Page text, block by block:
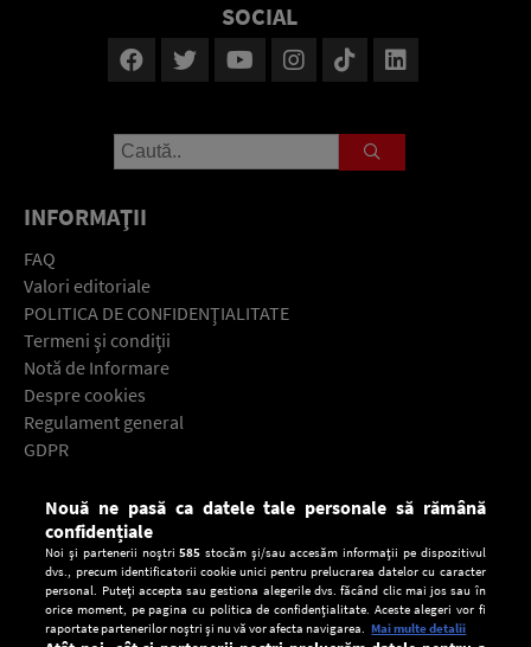
SOCIAL
INFORMAŢII
FAQ
Valori editoriale
POLITICA DE CONFIDENŢIALITATE
Termeni şi condiţii
Notă de Informare
Despre cookies
Regulament general
GDPR
Descarcă gratuit aplicaţia Europa FM pentru smartphone:
Nouă ne pasă ca datele tale personale să rămână
confidențiale
Noi și partenerii noștri585 stocăm și/sau accesăm informații pe dispozitivul
dvs., precum identificatorii cookie unici pentru prelucrarea datelor cu caracter
personal. Puteți accepta sau gestiona alegerile dvs. făcând clic mai jos sau în
orice moment, pe pagina cu politica de confidențialitate. Aceste alegeri vor fi
raportate partenerilor noștri și nu vă vor afecta navigarea. Mai multe detalii